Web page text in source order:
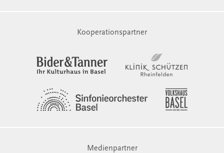
Kooperationspartner
Medienpartner